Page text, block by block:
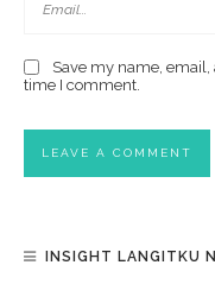
Save my name,
time I comment.
INSIGHT LANGITKU